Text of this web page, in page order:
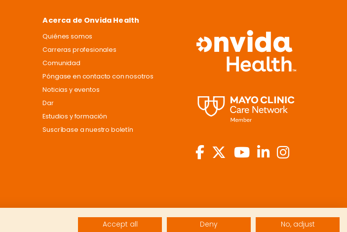
Acerca de Onvida Health
Quiénes somos
Carreras profesionales
Comunidad
Póngase en contacto con nosotros
Noticias y eventos
Dar
Estudios y formación
Suscríbase a nuestro boletín
Accept all Deny No, adjust